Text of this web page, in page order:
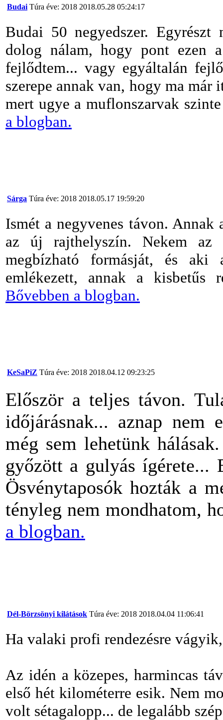
Budai Túra éve: 2018 2018.05.28 05:24:17
Budai 50 negyedszer. Egyrészt
dolog nálam, hogy pont ezen
fejlődtem... vagy egyáltalán
szerepe annak van, hogy ma
mert ugye a muflonszarvak
a blogban.
Sárga Túra éve: 2018 2018.05.17 19:59:20
Ismét a negyvenes távon.
az új rajthelyszín. Nekem az
megbízható formásját, és
emlékezett, annak a kisbetűs
Bővebben a blogban.
KeSaPiZ Túra éve: 2018 2018.04.12 09:23:25
Először a teljes távon.
időjárásnak... aznap nem
még sem lehetünk
győzött a gulyás
Ösvénytaposók hozták a
tényleg nem mondhatom,
a blogban.
Dél-Börzsönyi kilátások Túra éve: 2018 2018.04.04 11:06:41
Ha valaki profi rendezésre
Az idén a közepes, harmincas
első hét kilométerre esik. Nem
volt sétagalopp... de legalább